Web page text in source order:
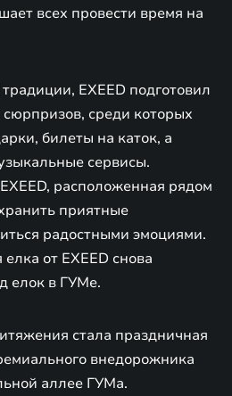
всех провести время на
EXEED подготовил
среди которых
билеты на каток, а
сервисы.
расположенная рядом
приятные
радостными эмоциями.
от EXEED снова
елок в ГУМе.
стала праздничная
внедорожника
аллее ГУМа.